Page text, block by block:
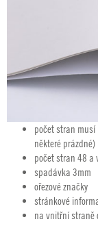
počet stran
některé prázdné)
počet stran 48 a
spadávka 3mm
ořezové značky
stránkové
na vnitřní straně